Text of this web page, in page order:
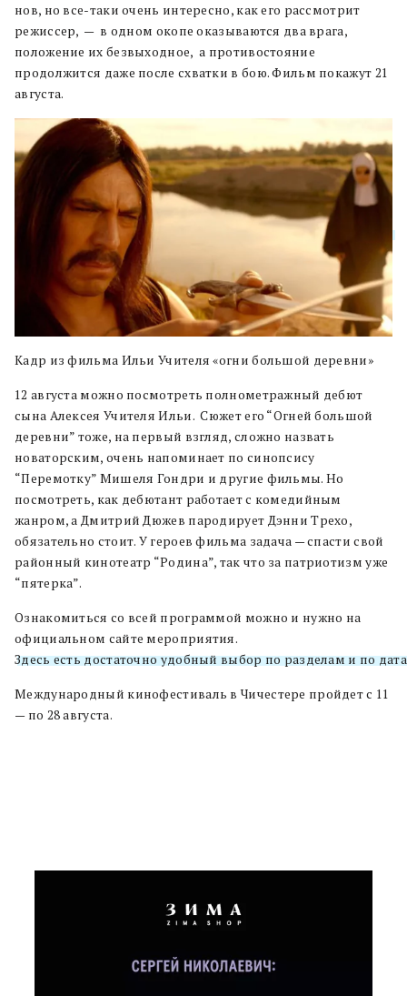
нов, но все-таки очень интересно, как его рассмотрит
режиссер, — в одном окопе оказываются два врага,
положение их безвыходное, а противостояние
продолжится даже после схватки в бою. Фильм покажут 21
августа.
Кадр из фильма Ильи Учителя «огни большой деревни»
12 августа можно посмотреть полнометражный дебют
сына Алексея Учителя Ильи. Сюжет его “Огней большой
деревни” тоже, на первый взгляд, сложно назвать
новаторским, очень напоминает по синопсису
“Перемотку” Мишеля Гондри и другие фильмы. Но
посмотреть, как дебютант работает с комедийным
жанром, а Дмитрий Дюжев пародирует Дэнни Трехо,
обязательно стоит. У героев фильма задача — спасти свой
районный кинотеатр “Родина”, так что за патриотизм уже
“пятерка”.
Ознакомиться со всей программой можно и нужно на
официальном сайте мероприятия.
Здесь есть достаточно удобный выбор по разделам и по
Международный кинофестиваль в Чичестере пройдет с 11
— по 28 августа.